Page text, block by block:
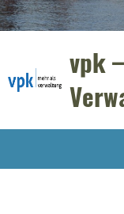
vpk